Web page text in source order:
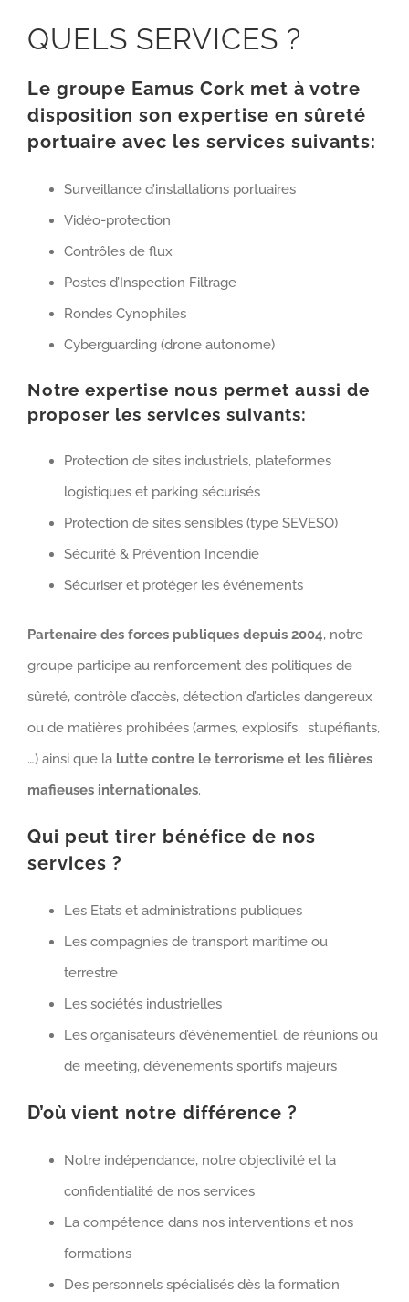
QUELS SERVICES ?
Le groupe Eamus Cork met à votre
disposition son expertise en sûreté
portuaire avec les services suivants:
Surveillance d’installations portuaires
Vidéo-protection
Contrôles de flux
Postes d’Inspection Filtrage
Rondes Cynophiles
Cyberguarding (drone autonome)
Notre expertise nous permet aussi de
proposer les services suivants:
Protection de sites industriels, plateformes
logistiques et parking sécurisés
Protection de sites sensibles (type SEVESO)
Sécurité & Prévention Incendie
Sécuriser et protéger les événements
Partenaire des forces publiques depuis 2004, notre
groupe participe au renforcement des politiques de
sûreté, contrôle d’accès, détection d’articles dangereux
ou de matières prohibées (armes, explosifs, stupéfiants,
…) ainsi que la lutte contre le terrorisme et les filières
mafieuses internationales.
Qui peut tirer bénéfice de nos
services ?
Les Etats et administrations publiques
Les compagnies de transport maritime ou
terrestre
Les sociétés industrielles
Les organisateurs d’événementiel, de réunions ou
de meeting, d’événements sportifs majeurs
D’où vient notre différence ?
Notre indépendance, notre objectivité et la
confidentialité de nos services
La compétence dans nos interventions et nos
formations
Des personnels spécialisés dès la formation